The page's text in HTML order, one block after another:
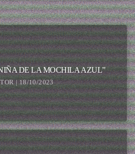
DE LA MOCHILA AZUL”
| 18/10/2023